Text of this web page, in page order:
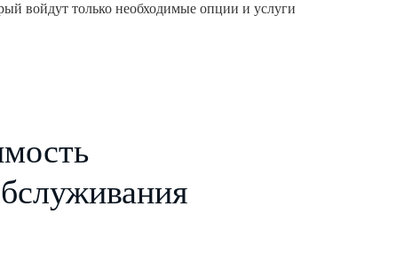
войдут только необходимые опции и услуги